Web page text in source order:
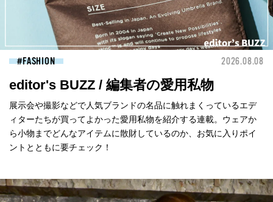
FASHION 2026.08.08
editor's BUZZ / 編集者の愛用私物
展示会や撮影などで人気ブランドの名品に触れまくっているエデ
ィターたちが買ってよかった愛用私物を紹介する連載。ウェアか
ら小物までどんなアイテムに散財しているのか、お気に入りポイ
ントとともに要チェック！